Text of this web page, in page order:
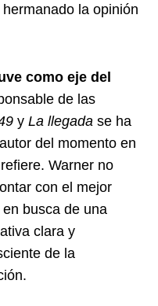
la opinión
como eje del
de las
yLa llegada se ha
del momento en
Warner no
con el mejor
busca de una
clara y
de la